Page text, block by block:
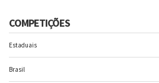
COMPETIÇÕES
Estaduais
Brasil